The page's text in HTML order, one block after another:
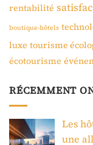
rentabilité
boutique-hôtels
luxe tourisme
écotourisme
RÉCEMMENT
Les
une